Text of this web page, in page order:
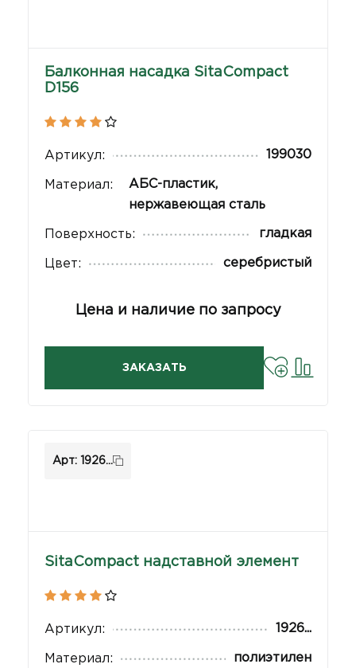
Балконная насадка SitaCompact
D156
Артикул: 199030
Материал:
АБС-пластик,
нержавеющая сталь
Поверхность: гладкая
Цвет: серебристый
Цена и наличие по запросу
ЗАКАЗАТЬ
Арт: 1926...
SitaCompact надставной элемент
Артикул: 1926...
Материал: полиэтилен